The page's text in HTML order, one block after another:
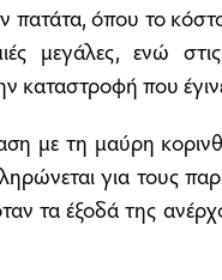
πατάτα, όπου το
μεγάλες, ενώ
καταστροφή που
με τη μαύρη
για τους
τα έξοδά της